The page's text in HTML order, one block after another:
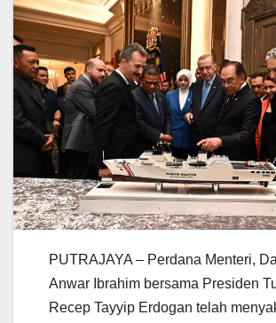
PUTRAJAYA – Perdana Menteri,
Anwar Ibrahim bersama Presiden
Recep Tayyip Erdogan telah